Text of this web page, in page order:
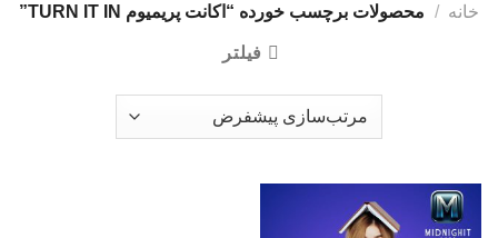
خانه / محصولات برچسب خورده “اکانت پریمیوم TURN IT IN”
فیلتر